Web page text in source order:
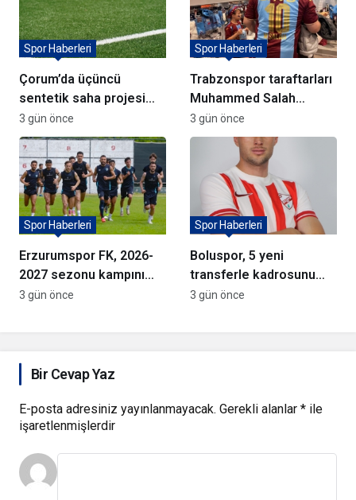
Çorum’da üçüncü
sentetik saha projesi
için söz verildi
Spor Haberleri
3 gün önce
Trabzonspor taraftarları
Muhammed Salah
formalarına akın ediyor
Spor Haberleri
3 gün önce
Erzurumspor FK, 2026-
2027 sezonu kampını
tamamladı
Spor Haberleri
3 gün önce
Boluspor, 5 yeni
transferle kadrosunu
güçlendirdi
Spor Haberleri
3 gün önce
Bir Cevap Yaz
E-posta adresiniz yayınlanmayacak. Gerekli alanlar * ile
işaretlenmişlerdir